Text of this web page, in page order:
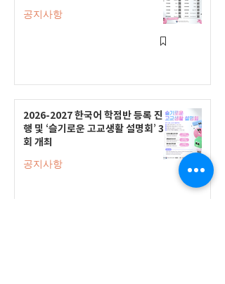
공지사항
2026-2027 한국어 학점반 등록 진
행 및 ‘슬기로운 고교생활 설명회’ 3
회 개최
공지사항